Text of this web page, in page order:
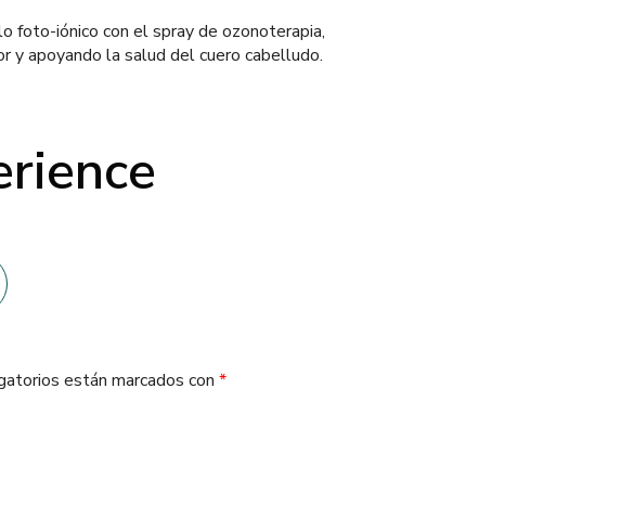
foto-iónico con el spray de ozonoterapia,
apoyando la salud del cuero cabelludo.
están marcados con *